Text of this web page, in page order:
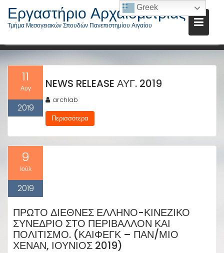
στο
περιεχόμενο
Εργαστήριο Αρχαιομετρίας
Τμήμα Μεσογειακών Σπουδών Πανεπιστημίου Αιγαίου
ΣΥΝΤΆΚΤΗΣ:ARCHLAB
11
Αυγ
2019
NEWS RELEASE ΑΥΓ. 2019
archlab
Περισσότερα
9
Ιούλ
2019
ΠΡΏΤΟ ΔΙΕΘΝΈΣ ΕΛΛΗΝΟ-ΚΙΝΕΖΙΚΌ
ΣΥΝΈΔΡΙΟ ΣΤΟ ΠΕΡΙΒΆΛΛΟΝ ΚΑΙ
ΠΟΛΙΤΙΣΜΌ. (ΚΑΙΦΈΓΚ – ΠΑΝ/ΜΙΟ
ΧΕΝΆΝ, ΙΟΎΝΙΟΣ 2019)
Greek